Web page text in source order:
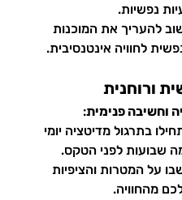
נפשיות.
להעריך את המוכנות
לחוויה אינטנסיבית.
ורוחנית
וחשיבה פנימית:
בתרגול מדיטציה יומי
שבועות לפני הטקס.
על המטרות והציפיות
מהחוויה.